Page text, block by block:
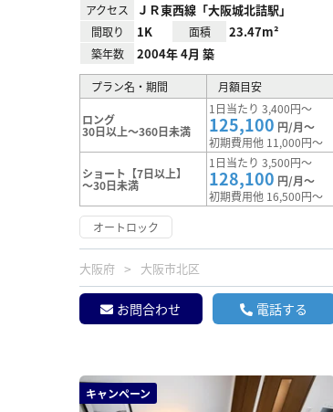
アクセス ＪＲ東西線「大阪城北詰駅」
間取り 1K 面積 23.47m²
築年数 2004年 4月 築
プラン名・期間 月額目安
ロング
30日以上～360日未満
1日当たり 3,400円～
125,100 円/月～
初期費用他 11,000円～
ショート【7日以上】
～30日未満
1日当たり 3,500円～
128,100 円/月～
初期費用他 16,500円～
オートロック
大阪府 大阪市北区
お問合わせ 電話する
キャンペーン